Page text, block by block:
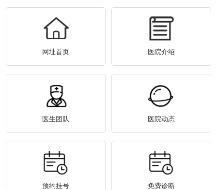
网址首页 医院介绍
医生团队 医院动态
预约挂号 免费诊断